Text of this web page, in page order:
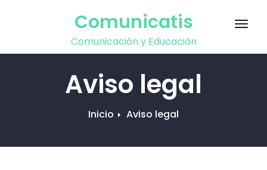
Comunicatis
Comunicación y Educación
Aviso legal
Inicio Aviso legal